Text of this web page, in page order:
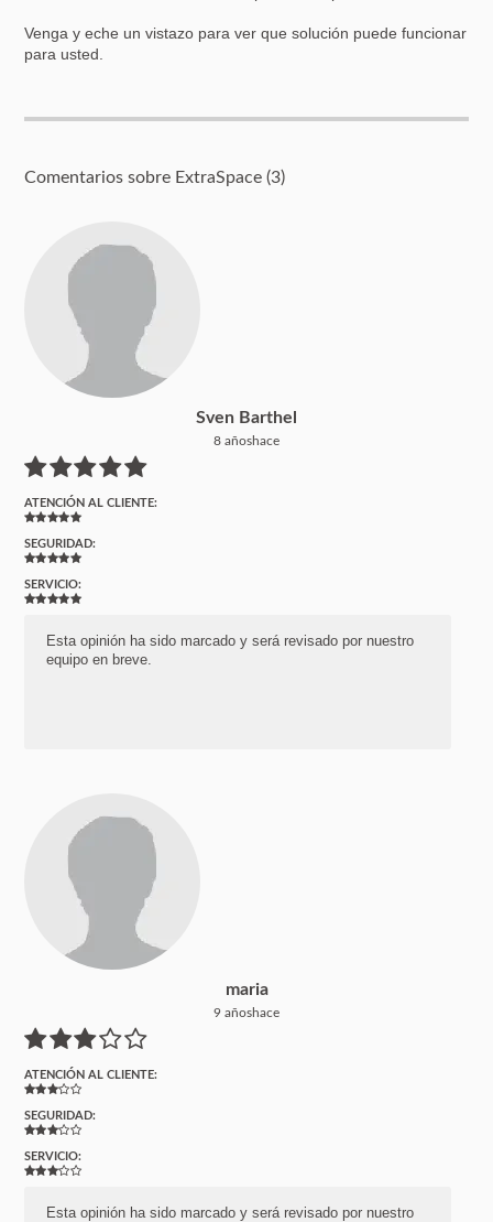
Venga y eche un vistazo para ver que solución puede funcionar
para usted.
Comentarios sobre ExtraSpace (3)
Sven Barthel
8 añoshace
ATENCIÓN AL CLIENTE:
SEGURIDAD:
SERVICIO:
Esta opinión ha sido marcado y será revisado por nuestro
equipo en breve.
maria
9 añoshace
ATENCIÓN AL CLIENTE:
SEGURIDAD:
SERVICIO:
Esta opinión ha sido marcado y será revisado por nuestro